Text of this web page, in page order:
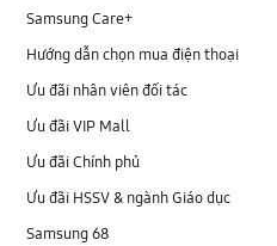
Samsung Care+
Hướng dẫn chọn mua điện thoại
Ưu đãi nhân viên đối tác
Ưu đãi VIP Mall
Ưu đãi Chính phủ
Ưu đãi HSSV & ngành Giáo dục
Samsung 68